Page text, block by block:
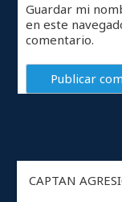
Guardar mi
en este
comentario.
CAPTAN